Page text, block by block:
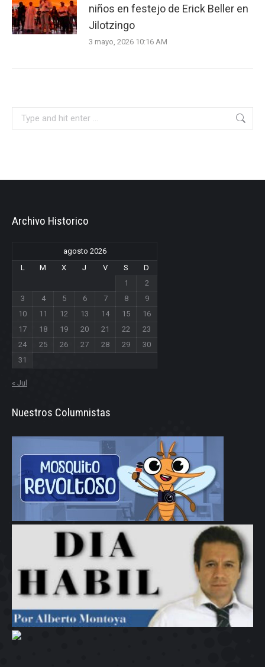
niños en festejo de Erick Beller en
Jilotzingo
3 mayo, 2026 10:16 AM
Archivo Historico
agosto 2026
L
M X J V S
D
1
2
3
4 5 6 7 8
9
10
11 12 13 14 15
16
17
18 19 20 21 22
23
24
25 26 27 28 29
30
31
« Jul
Nuestros Columnistas